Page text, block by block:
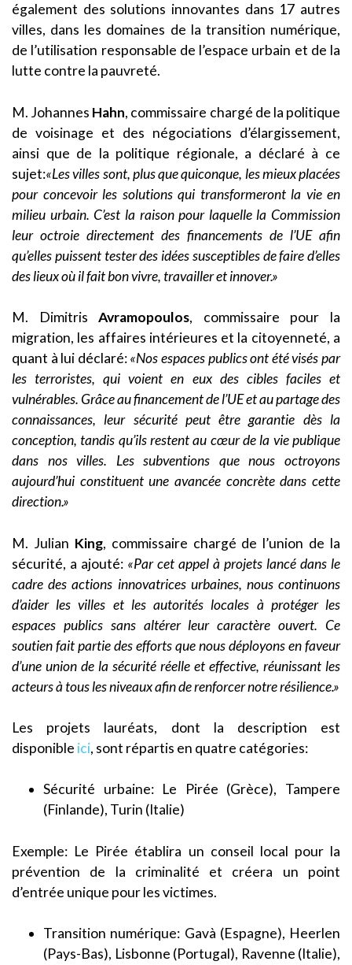
également des solutions innovantes dans 17 autres
villes, dans les domaines de la transition numérique,
de l’utilisation responsable de l’espace urbain et de la
lutte contre la pauvreté.
M. Johannes Hahn, commissaire chargé de la politique
de voisinage et des négociations d’élargissement,
ainsi que de la politique régionale, a déclaré à ce
sujet:«Les villes sont, plus que quiconque, les mieux placées
pour concevoir les solutions qui transformeront la vie en
milieu urbain. C’est la raison pour laquelle la Commission
leur octroie directement des financements de l’UE afin
qu’elles puissent tester des idées susceptibles de faire d’elles
des lieux où il fait bon vivre, travailler et innover.»
M. DimitrisAvramopoulos, commissaire pour la
migration, les affaires intérieures et la citoyenneté, a
quant à lui déclaré:«Nos espaces publics ont été visés par
les terroristes, qui voient en eux des cibles faciles et
vulnérables. Grâce au financement de l’UE et au partage des
connaissances, leur sécurité peut être garantie dès la
conception, tandis qu’ils restent au cœur de la vie publique
dans nos villes. Les subventions que nous octroyons
aujourd’hui constituent une avancée concrète dans cette
direction.»
M. Julian King, commissaire chargé de l’union de la
sécurité, a ajouté: «Par cet appel à projets lancé dans le
cadre des actions innovatrices urbaines, nous continuons
d’aider les villes et les autorités locales à protéger les
espaces publics sans altérer leur caractère ouvert. Ce
soutien fait partie des efforts que nous déployons en faveur
d’une union de la sécurité réelle et effective, réunissant les
acteurs à tous les niveaux afin de renforcer notre résilience.»
Les projets lauréats, dont la description est
disponible ici, sont répartis en quatre catégories:
Sécurité urbaine: Le Pirée (Grèce), Tampere
(Finlande), Turin (Italie)
Exemple: Le Pirée établira un conseil local pour la
prévention de la criminalité et créera un point
d’entrée unique pour les victimes.
Transition numérique: Gavà (Espagne), Heerlen
(Pays-Bas), Lisbonne (Portugal), Ravenne (Italie),